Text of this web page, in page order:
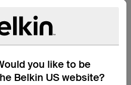
you like to be
Belkin US website?
술은 Mac/Windows 노트북 및
.